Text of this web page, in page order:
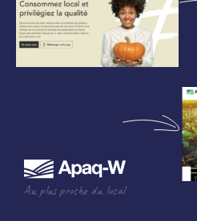
Au plus proche du local